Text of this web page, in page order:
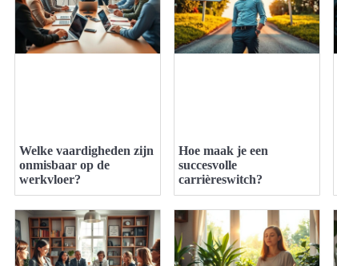
Welke vaardigheden zijn
onmisbaar op de
werkvloer?
Hoe maak je een
succesvolle
carrièreswitch?